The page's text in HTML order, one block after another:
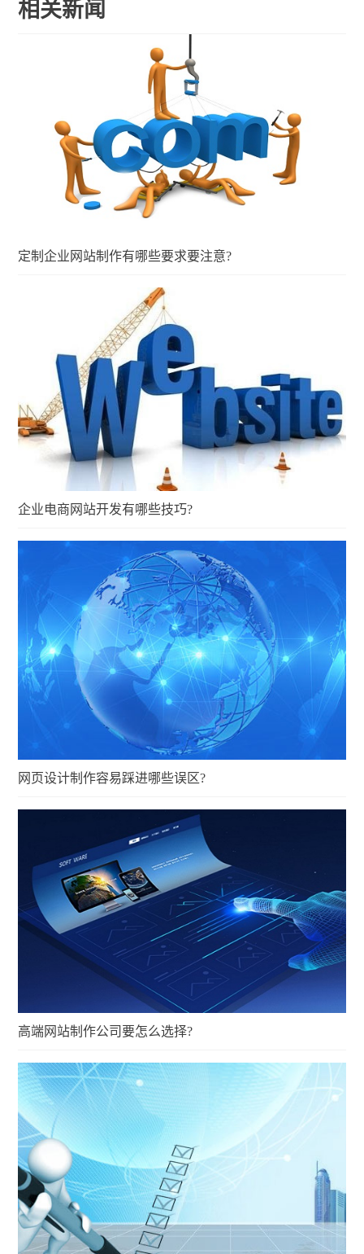
相关新闻
定制企业网站制作有哪些要求要注意?
企业电商网站开发有哪些技巧?
网页设计制作容易踩进哪些误区?
高端网站制作公司要怎么选择?